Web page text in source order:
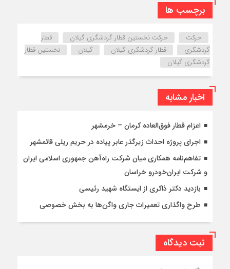
برچسب ها
حرکت حرکت نخستین قطار گردشگری گیلان
قطار
گردشگری
قطار گردشگری گیلان گیلان
نخستین قطار
گردشگری گیلان
اخبار مشابه
اعزام قطار فوق‌العاده کرمان – خرمشهر
اجرای پروژه احداث زیرگذر عابر پیاده در حریم ریلی قائمشهر
تفاهم‌نامه همکاری میان شرکت راه‌آهن جمهوری اسلامی ایران
و شرکت ایران‌خودرو خراسان
بازدید دکتر ذاکری از ایستگاه شهید رئیسی
طرح واگذاری تعمیرات جاری واگن‌ها به بخش خصوصی
ثبت دیدگاه